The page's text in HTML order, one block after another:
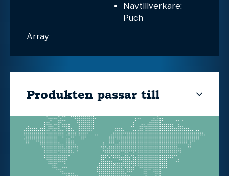
Navtillverkare:
Puch
Array
Produkten passar till